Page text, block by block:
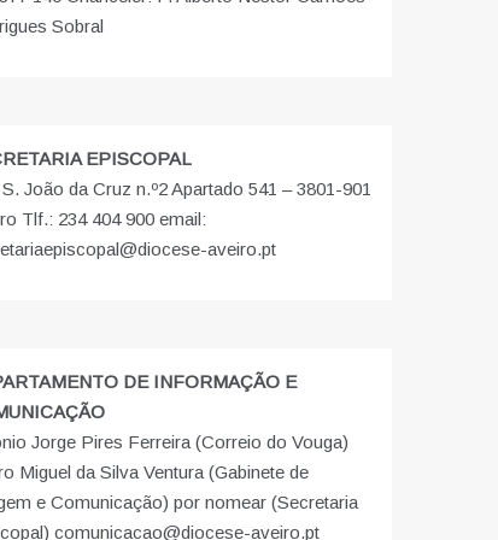
Sobral
EPISCOPAL
João da Cruz n.º2 Apartado 541 – 3801-901
Tlf.: 234 404 900 email:
aveiro.pt
DE INFORMAÇÃO E
Jorge Pires Ferreira (Correio do Vouga)
Miguel da Silva Ventura (Gabinete de
e Comunicação) por nomear (Secretaria
comunicacao@diocese-aveiro.pt